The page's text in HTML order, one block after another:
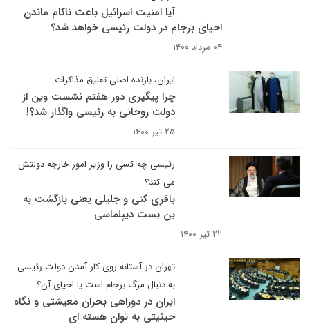
آیا امنیت اسرائیل باعث ناکام ماندن
احیای برجام در دولت رئیسی خواهد شد؟
۰۴ مرداد ۱۴۰۰
ایران، بازنده اصلی تعلیق مذاکرات
چرا پیگیری دور هفتم نشست وین از
دولت روحانی به رئیسی واگذار شد؟!
۲۵ تیر ۱۴۰۰
رئیسی چه کسی را وزیر امور خارجه دولتش
می کند؟
باقری کنی و جلیلی یعنی بازگشت به
بن بست دیپلماسی
۲۲ تیر ۱۴۰۰
تهران در آستانه روی کار آمدن دولت رئیسی
به دنبال مرگ برجام است یا احیای آن؟
ایران در دوراهی بحران معیشتی و نگاه
حیثیتی به توان هسته ای